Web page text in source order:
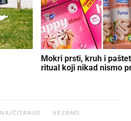
Mokri prsti, kruh i
ritual koji nikad nismo
NAJČITANIJE VEZANO